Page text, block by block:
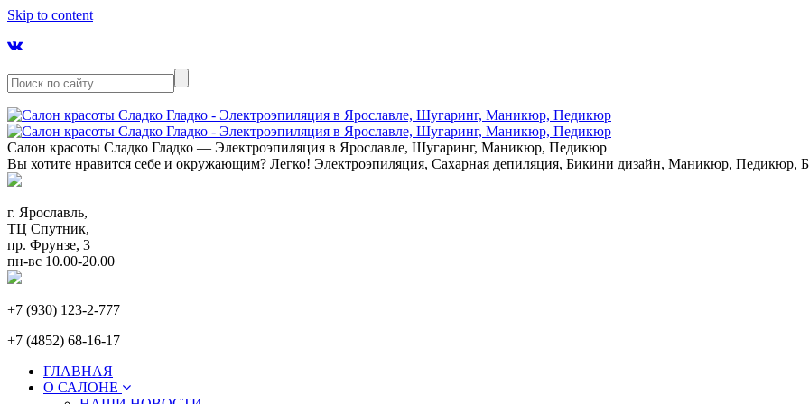
Skip to content
Салон красоты Сладко Гладко — Электроэпиляция в Ярославле, Шугаринг, Маникюр, Педикюр
Вы хотите нравится себе и окружающим? Легко! Электроэпиляция, Сахарная депиляция, Бикини дизайн, Маникюр, Педикюр,
г. Ярославль,
ТЦ Спутник,
пр. Фрунзе, 3
пн-вс 10.00-20.00
+7 (930) 123-2-777
+7 (4852) 68-16-17
ГЛАВНАЯ
О САЛОНЕ